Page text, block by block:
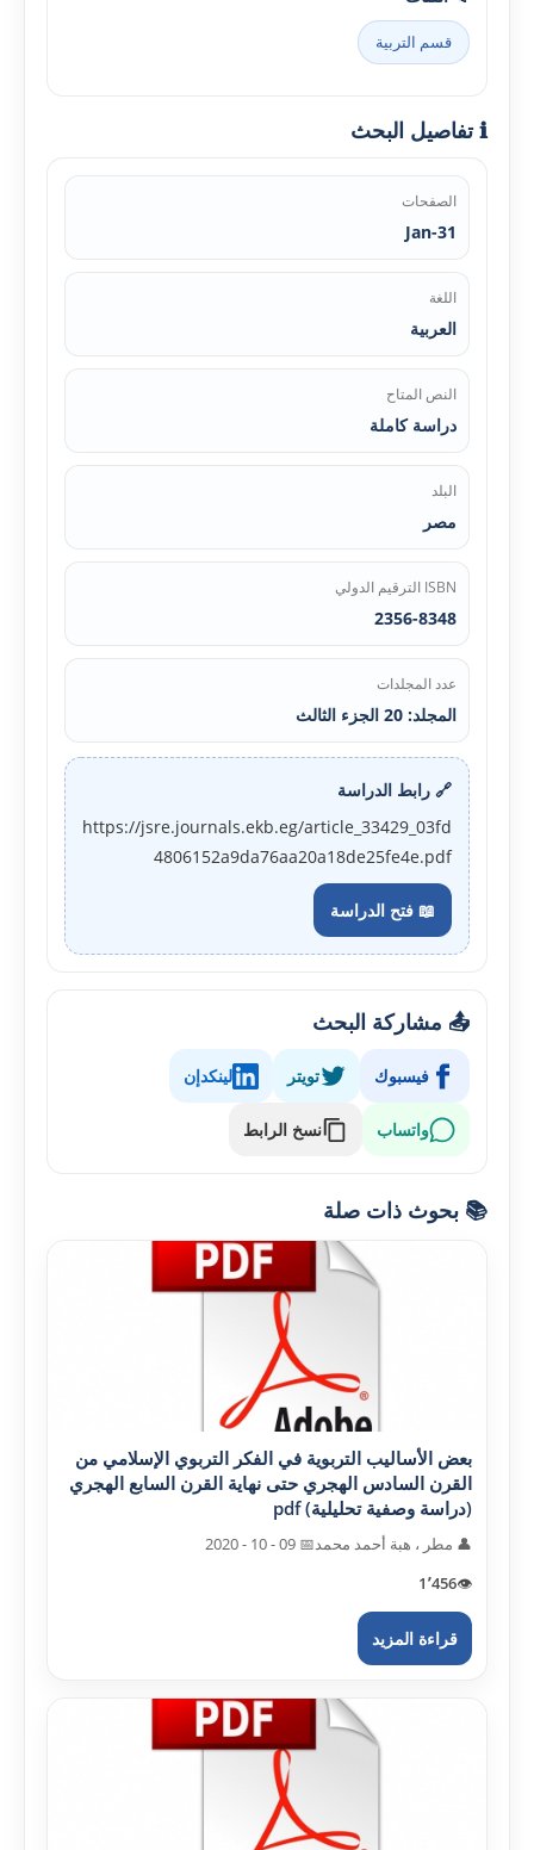
قسم التربية
ℹ️ تفاصيل البحث
الصفحات
Jan-31
اللغة
العربية
النص المتاح
دراسة كاملة
البلد
مصر
ISBN الترقيم الدولي
2356-8348
عدد المجلدات
المجلد: 20 الجزء الثالث
🔗 رابط الدراسة
https://jsre.journals.ekb.eg/article_33429_03fd
4806152a9da76aa20a18de25fe4e.pdf
📖 فتح الدراسة
📤 مشاركة البحث
فيسبوك تويتر لينكدإن
واتساب نسخ الرابط
📚 بحوث ذات صلة
بعض الأساليب التربوية في الفکر التربوي الإسلامي من
القرن السادس الهجري حتى نهاية القرن السابع الهجري
(دراسة وصفية تحليلية) pdf
👤 مطر ، هبة أحمد محمد📅 09 - 10 - 2020
👁️1٬456
قراءة المزيد